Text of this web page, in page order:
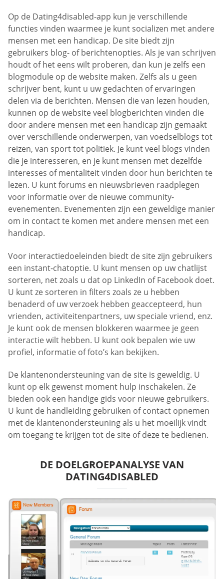
Op de Dating4disabled-app kun je verschillende
functies vinden waarmee je kunt socializen met andere
mensen met een handicap. De site biedt zijn
gebruikers blog- of berichtenopties. Als je van schrijven
houdt of het eens wilt proberen, dan kun je zelfs een
blogmodule op de website maken. Zelfs als u geen
schrijver bent, kunt u uw gedachten of ervaringen
delen via de berichten. Mensen die van lezen houden,
kunnen op de website veel blogberichten vinden die
door andere mensen met een handicap zijn gemaakt
over verschillende onderwerpen, van voedselblogs tot
reizen, van sport tot politiek. Je kunt veel blogs vinden
die je interesseren, en je kunt mensen met dezelfde
interesses of mentaliteit vinden door hun berichten te
lezen. U kunt forums en nieuwsbrieven raadplegen
voor informatie over de nieuwe community-
evenementen. Evenementen zijn een geweldige manier
om in contact te komen met andere mensen met een
handicap.
Voor interactiedoeleinden biedt de site zijn gebruikers
een instant-chatoptie. U kunt mensen op uw chatlijst
sorteren, net zoals u dat op LinkedIn of Facebook doet.
U kunt ze sorteren in filters zoals ze u hebben
benaderd of uw verzoek hebben geaccepteerd, hun
vrienden, activiteitenpartners, uw speciale vriend, enz.
Je kunt ook de mensen blokkeren waarmee je geen
interactie wilt hebben. U kunt ook bepalen wie uw
profiel, informatie of foto’s kan bekijken.
De klantenondersteuning van de site is geweldig. U
kunt op elk gewenst moment hulp inschakelen. Ze
bieden ook een handige gids voor nieuwe gebruikers.
U kunt de handleiding gebruiken of contact opnemen
met de klantenondersteuning als u het moeilijk vindt
om toegang te krijgen tot de site of deze te bedienen.
DE DOELGROEPANALYSE VAN
DATING4DISABLED